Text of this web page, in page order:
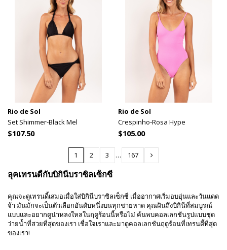
Rio de Sol
Set Shimmer-Black Mel
$107.50
Rio de Sol
Crespinho-Rosa Hype
$105.00
1 2 3 … 167
ลุคเทรนดี้กับบิกินีบราซิลเซ็กซี่
คุณจะดูเทรนดี้เสมอเมื่อใส่บิกินีบราซิลเซ็กซี่ เมื่ออากาศเริ่มอบอุ่นและวันแดด
จ้า มันมักจะเป็นตัวเลือกอันดับหนึ่งบนทุกชายหาด คุณฝันถึงบิกินีที่สมบูรณ์
แบบและอยากดูน่าหลงใหลในฤดูร้อนนี้หรือไม่ ค้นพบคอลเลกชันรูปแบบชุด
ว่ายน้ำที่สวยที่สุดของเรา เชื่อใจเราและมาดูคอลเลกชันฤดูร้อนที่เทรนดี้ที่สุด
ของเรา!